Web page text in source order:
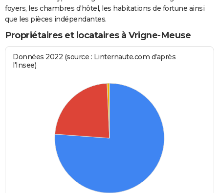
foyers, les chambres d'hôtel, les habitations de fortune ainsi
que les pièces indépendantes.
Propriétaires et locataires à Vrigne-Meuse
Données 2022 (source : Linternaute.com d'après
l'Insee)